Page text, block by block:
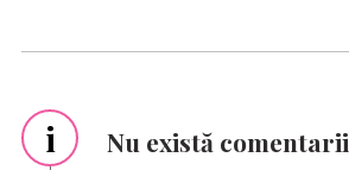
i Nu există comentarii